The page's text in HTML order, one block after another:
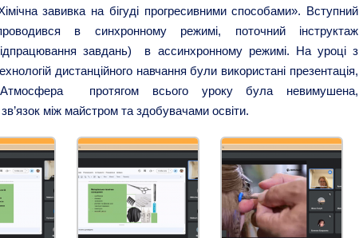
завивка на бігуді прогресивними способами». Вступний
в синхронному режимі, поточний інструктаж
завдань) в ассинхронному режимі. На уроці з
дистанційного навчання були використані презентація,
Атмосфера протягом всього уроку була невимушена,
зв’язок між майстром та здобувачами освіти.